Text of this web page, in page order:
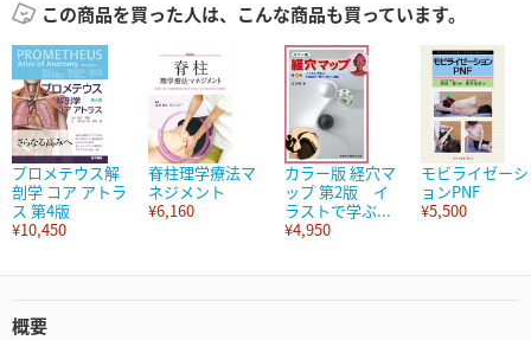
この商品を買った人は、こんな商品も買っています。
プロメテウス解
剖学 コア アトラ
ス 第4版
¥10,450
脊柱理学療法マ
ネジメント
¥6,160
カラー版 経穴マ
ップ 第2版 イ
ラストで学ぶ...
¥4,950
モビライゼーシ
ョンPNF
¥5,500
概要